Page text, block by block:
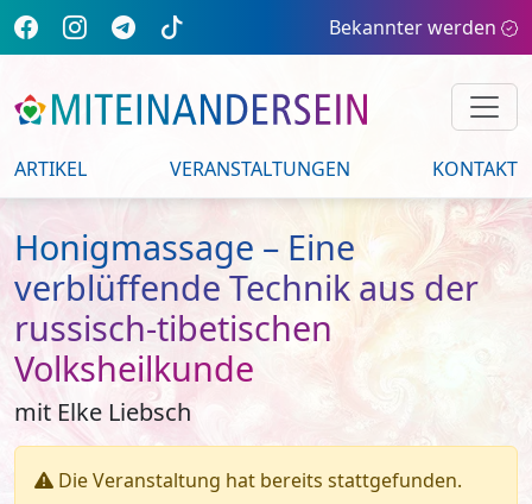
Bekannter werden
ARTIKEL VERANSTALTUNGEN KONTAKT
Honigmassage – Eine
verblüffende Technik aus der
russisch-tibetischen
Volksheilkunde
mit Elke Liebsch
Die Veranstaltung hat bereits stattgefunden.